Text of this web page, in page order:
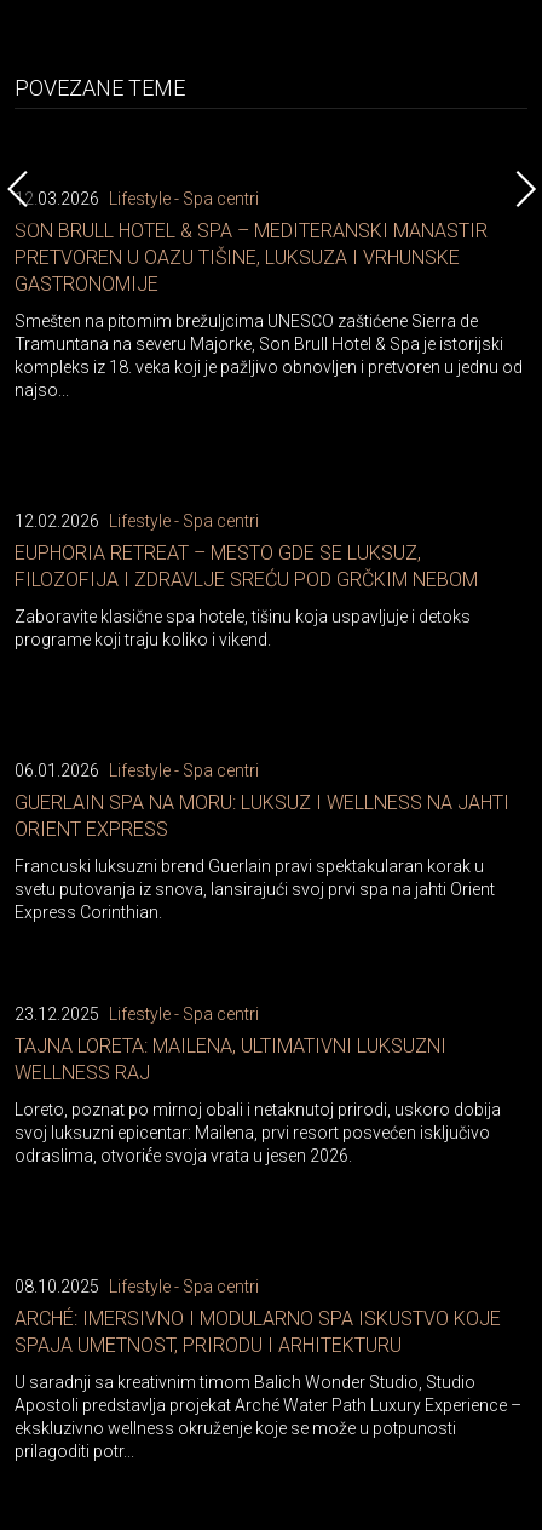
POVEZANE TEME
12.03.2026 Lifestyle - Spa centri
SON BRULL HOTEL & SPA – MEDITERANSKI MANASTIR
PRETVOREN U OAZU TIŠINE, LUKSUZA I VRHUNSKE
GASTRONOMIJE
Smešten na pitomim brežuljcima UNESCO zaštićene Sierra de
Tramuntana na severu Majorke, Son Brull Hotel & Spa je istorijski
kompleks iz 18. veka koji je pažljivo obnovljen i pretvoren u jednu od
najso...
12.02.2026 Lifestyle - Spa centri
EUPHORIA RETREAT – MESTO GDE SE LUKSUZ,
FILOZOFIJA I ZDRAVLJE SREĆU POD GRČKIM NEBOM
Zaboravite klasične spa hotele, tišinu koja uspavljuje i detoks
programe koji traju koliko i vikend.
06.01.2026 Lifestyle - Spa centri
GUERLAIN SPA NA MORU: LUKSUZ I WELLNESS NA JAHTI
ORIENT EXPRESS
Francuski luksuzni brend Guerlain pravi spektakularan korak u
svetu putovanja iz snova, lansirajući svoj prvi spa na jahti Orient
Express Corinthian.
23.12.2025 Lifestyle - Spa centri
TAJNA LORETA: MAILENA, ULTIMATIVNI LUKSUZNI
WELLNESS RAJ
Loreto, poznat po mirnoj obali i netaknutoj prirodi, uskoro dobija
svoj luksuzni epicentar: Mailena, prvi resort posvećen isključivo
odraslima, otvorić́e svoja vrata u jesen 2026.
08.10.2025 Lifestyle - Spa centri
ARCHÉ: IMERSIVNO I MODULARNO SPA ISKUSTVO KOJE
SPAJA UMETNOST, PRIRODU I ARHITEKTURU
U saradnji sa kreativnim timom Balich Wonder Studio, Studio
Apostoli predstavlja projekat Arché Water Path Luxury Experience –
ekskluzivno wellness okruženje koje se može u potpunosti
prilagoditi potr...